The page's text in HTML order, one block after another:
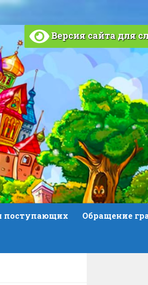
Версия сайта для
поступающих Обращение